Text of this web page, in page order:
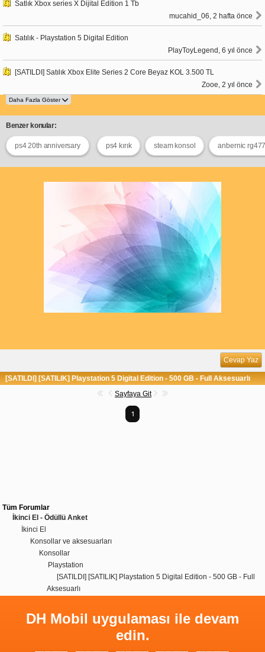
Satlık Xbox series X Dijital Edition 1 Tb
mucahid_06, 2 hafta önce
Satılık - Playstation 5 Digital Edition
PlayToyLegend, 6 yıl önce
[SATILDI] Satılık Xbox Elite Series 2 Core Beyaz KOL 3.500 TL
Zooe, 2 yıl önce
Benzer konular:
ps4 20th anniversary ps4 kırık steam konsol anbernic
Cevap Yaz
[SATILDI] [SATILIK] Playstation 5 Digital Edition - 500 GB - Full Aksesuarlı
Sayfaya Git
1
Tüm Forumlar
İkinci El - Ödüllü Anket
İkinci El
Konsollar ve aksesuarları
Konsollar
Playstation
[SATILDI] [SATILIK] Playstation 5 Digital Edition - 500 GB - Full
Aksesuarlı
DH Mobil uygulaması ile devam
edin.